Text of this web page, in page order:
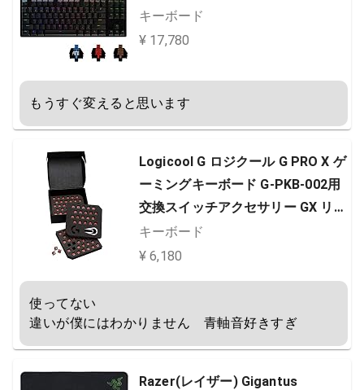
キーボード
¥ 17,780
もうすぐ変えると思います
Logicool G ロジクール G PRO X ゲ
ーミングキーボード G-PKB-002用
交換スイッチアクセサリー GX リニ
ア 静音 GX-LN 国内正規品
キーボード
¥ 6,180
使ってない
違いが僕にはわかりません　青軸音好きすぎ
Razer(レイザー) Gigantus